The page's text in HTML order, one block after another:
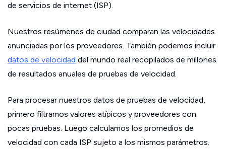
de servicios de internet (ISP).
Nuestros resúmenes de ciudad comparan las velocidades
anunciadas por los proveedores. También podemos incluir
datos de velocidad del mundo real recopilados de millones
de resultados anuales de pruebas de velocidad.
Para procesar nuestros datos de pruebas de velocidad,
primero filtramos valores atípicos y proveedores con
pocas pruebas. Luego calculamos los promedios de
velocidad con cada ISP sujeto a los mismos parámetros.